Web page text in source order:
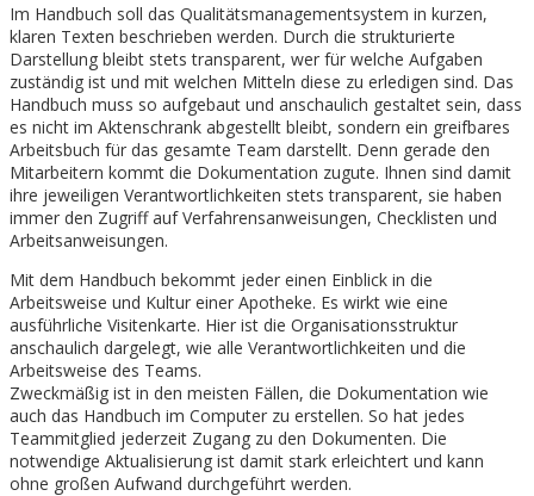
Im Handbuch soll das Qualitätsmanagementsystem in kurzen,
klaren Texten beschrieben werden. Durch die strukturierte
Darstellung bleibt stets transparent, wer für welche Aufgaben
zuständig ist und mit welchen Mitteln diese zu erledigen sind. Das
Handbuch muss so aufgebaut und anschaulich gestaltet sein, dass
es nicht im Aktenschrank abgestellt bleibt, sondern ein greifbares
Arbeitsbuch für das gesamte Team darstellt. Denn gerade den
Mitarbeitern kommt die Dokumentation zugute. Ihnen sind damit
ihre jeweiligen Verantwortlichkeiten stets transparent, sie haben
immer den Zugriff auf Verfahrensanweisungen, Checklisten und
Arbeitsanweisungen.
Mit dem Handbuch bekommt jeder einen Einblick in die
Arbeitsweise und Kultur einer Apotheke. Es wirkt wie eine
ausführliche Visitenkarte. Hier ist die Organisationsstruktur
anschaulich dargelegt, wie alle Verantwortlichkeiten und die
Arbeitsweise des Teams.
Zweckmäßig ist in den meisten Fällen, die Dokumentation wie
auch das Handbuch im Computer zu erstellen. So hat jedes
Teammitglied jederzeit Zugang zu den Dokumenten. Die
notwendige Aktualisierung ist damit stark erleichtert und kann
ohne großen Aufwand durchgeführt werden.